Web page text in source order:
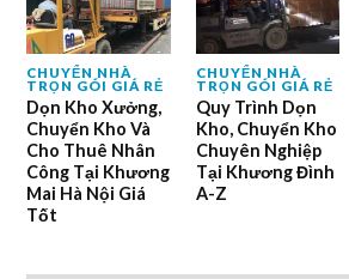
CHUYỂN NHÀ
TRỌN GÓI GIÁ RẺ
Dọn Kho Xưởng,
Chuyển Kho Và
Cho Thuê Nhân
Công Tại Khương
Mai Hà Nội Giá
Tốt
CHUYỂN NHÀ
TRỌN GÓI GIÁ RẺ
Quy Trình Dọn
Kho, Chuyển Kho
Chuyên Nghiệp
Tại Khương Đình
A-Z